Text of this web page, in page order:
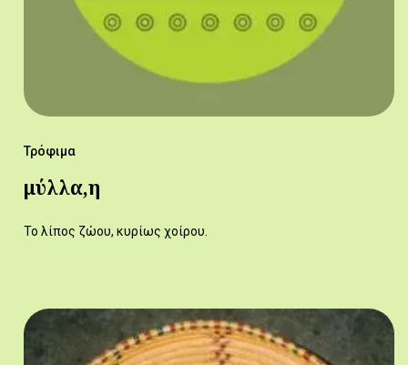
Τρόφιμα
μύλλα,η
Το λίπος ζώου, κυρίως χοίρου.